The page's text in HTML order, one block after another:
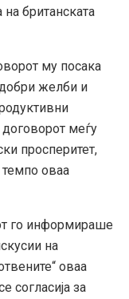
на британската
му посака
желби и
меѓу
просперитет,
оваа
го информираше
на
оваа
согласија за